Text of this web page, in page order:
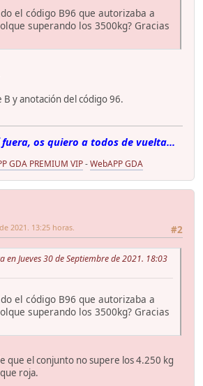
el código B96 que autorizaba a
superando los 3500kg? Gracias
B y anotación del código 96.
os quiero a todos de vuelta...
GDA PREMIUM VIP-WebAPP GDA
#2
2021. 13:25 horas.
en Jueves 30 de Septiembre de 2021. 18:03
el código B96 que autorizaba a
superando los 3500kg? Gracias
que el conjunto no supere los 4.250 kg
roja.